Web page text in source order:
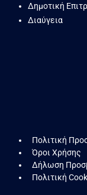
Δημοτική
Διαύγεια
Πολιτική
Όροι Χρήσης
Δήλωση
Πολιτική